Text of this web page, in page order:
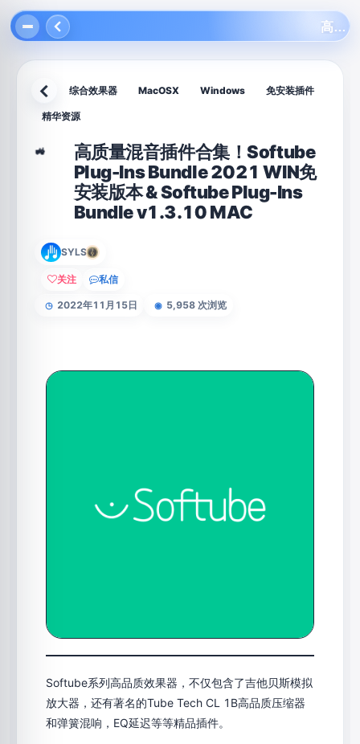
返回 综合效果器 MacOSX Windows 免安装插件
精华资源
🚜
高质量混音插件合集！Softube
Plug-Ins Bundle 2021 WIN免
安装版本 & Softube Plug-Ins
Bundle v1.3.10 MAC
SYLS
关注 私信
◷ 2022年11月15日 ◉ 5,958 次浏览
Softube系列高品质效果器，不仅包含了吉他贝斯模拟
放大器，还有著名的Tube Tech CL 1B高品质压缩器
和弹簧混响，EQ延迟等等精品插件。
高质量混音插件合集！Softube Plug-Ins Bundle 2021 WIN免安装版本 & Softube Plug-Ins Bundle v1.3.10 MAC